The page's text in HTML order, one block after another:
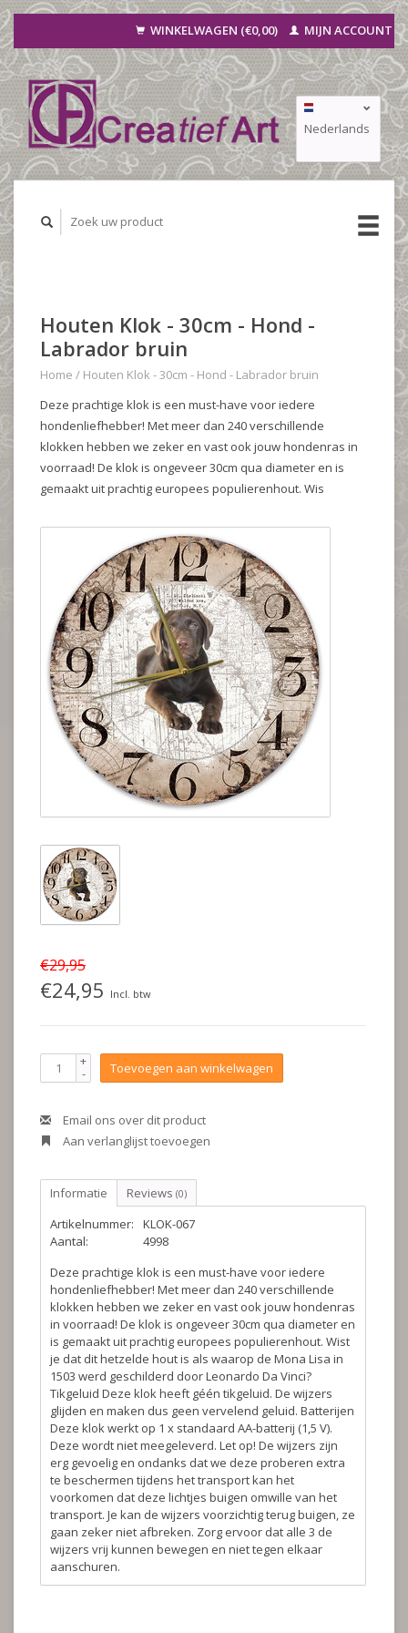
WINKELWAGEN (€0,00) MIJN ACCOUNT
Nederlands
Deutsch
Houten Klok - 30cm - Hond -
Labrador bruin
Home / Houten Klok - 30cm - Hond - Labrador bruin
Deze prachtige klok is een must-have voor iedere
hondenliefhebber! Met meer dan 240 verschillende
klokken hebben we zeker en vast ook jouw hondenras in
voorraad! De klok is ongeveer 30cm qua diameter en is
gemaakt uit prachtig europees populierenhout. Wis
€29,95
€24,95 Incl. btw
+
- Toevoegen aan winkelwagen
Email ons over dit product
Aan verlanglijst toevoegen
Informatie Reviews (0)
Artikelnummer:
KLOK-067
Aantal:
4998
Deze prachtige klok is een must-have voor iedere
hondenliefhebber! Met meer dan 240 verschillende
klokken hebben we zeker en vast ook jouw hondenras
in voorraad! De klok is ongeveer 30cm qua diameter en
is gemaakt uit prachtig europees populierenhout. Wist
je dat dit hetzelde hout is als waarop de Mona Lisa in
1503 werd geschilderd door Leonardo Da Vinci?
Tikgeluid Deze klok heeft géén tikgeluid. De wijzers
glijden en maken dus geen vervelend geluid. Batterijen
Deze klok werkt op 1 x standaard AA-batterij (1,5 V).
Deze wordt niet meegeleverd. Let op! De wijzers zijn
erg gevoelig en ondanks dat we deze proberen extra
te beschermen tijdens het transport kan het
voorkomen dat deze lichtjes buigen omwille van het
transport. Je kan de wijzers voorzichtig terug buigen, ze
gaan zeker niet afbreken. Zorg ervoor dat alle 3 de
wijzers vrij kunnen bewegen en niet tegen elkaar
aanschuren.